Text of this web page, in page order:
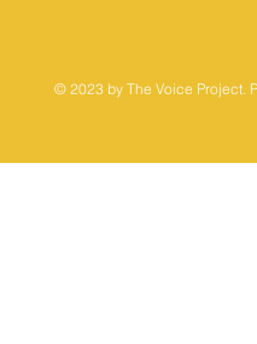
© 2023 by The Voice Project.